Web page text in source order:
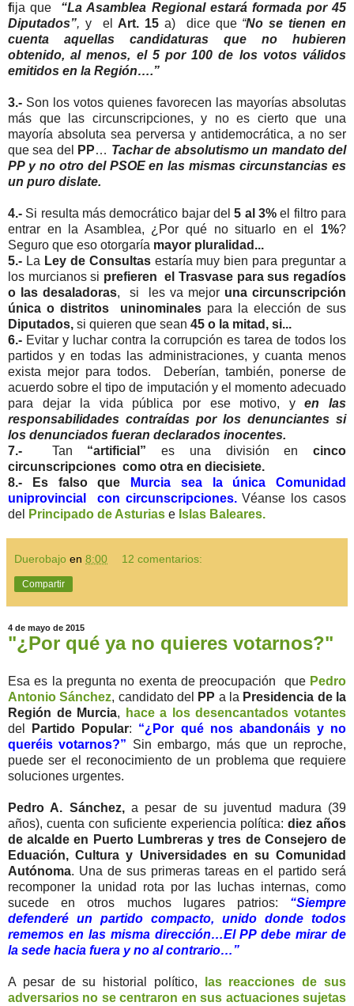
fija que “La Asamblea Regional estará formada por 45
Diputados”, y elArt. 15 a) dice que “No se tienen en
cuenta aquellas candidaturas que no hubieren
obtenido, al menos, el 5 por 100 de los votos válidos
emitidos en la Región….”
3.- Son los votos quienes favorecen las mayorías absolutas
más que las circunscripciones, y no es cierto que una
mayoría absoluta sea perversa y antidemocrática, a no ser
que sea del
PP… Tachar de absolutismo un mandato del
PP y no otro del PSOE en las mismas circunstancias es
un puro dislate.
4.- Si resulta más democrático bajar del5 al 3%el filtro para
entrar en la Asamblea, ¿Por qué no situarlo en el 1%?
Seguro que eso otorgaría mayor pluralidad...
5.- La Ley de Consultasestaría muy bien para preguntar a
los murcianos si prefieren el Trasvase para sus regadíos
o las desaladoras, si les va mejor una circunscripción
única o distritos uninominales para la elección de sus
Diputados, si quieren que sean 45 o la mitad, si...
6.- Evitar y luchar contra la corrupción es tarea de todos los
partidos y en todas las administraciones, y cuanta menos
exista mejor para todos. Deberían, también, ponerse de
acuerdo sobre el tipo de imputación y el momento adecuado
para dejar la vida pública por ese motivo, yen las
responsabilidades contraídas por los denunciantes si
los denunciados fueran declarados inocentes.
7.-
Tan “artificial” es una división en cinco
circunscripciones como otra en diecisiete.
8.-
Es falso que
Murcia sea la única Comunidad
uniprovincial con circunscripciones.Véanse los casos
del
Principado de Asturias e Islas Baleares.
Duerobajo en 8:00 12 comentarios:
Compartir
4 de mayo de 2015
"¿Por qué ya no quieres votarnos?"
Esa es la pregunta no exenta de preocupación que Pedro
Antonio Sánchez, candidato del PP a la Presidencia de la
Región de Murcia,
hace a los desencantados votantes
del
Partido Popular: “¿Por qué nos abandonáis y no
queréis votarnos?” Sin embargo, más que un reproche,
puede ser el reconocimiento de un problema que requiere
soluciones urgentes.
Pedro A. Sánchez,a pesar de su juventud madura (39
años), cuenta con suficiente experiencia política: diez años
de alcalde en Puerto Lumbreras y tres de Consejero de
Eduación, Cultura y Universidades en su Comunidad
Autónoma. Una de sus primeras tareas en el partido será
recomponer la unidad rota por las luchas internas, como
sucede en otros muchos lugares patrios: “Siempre
defenderé un partido compacto, unido donde todos
rememos en las misma dirección…El PP debe mirar de
la sede hacia fuera y no al contrario…”
A pesar de su historial político,
las reacciones de sus
adversarios no se centraron en sus actuaciones sujetas